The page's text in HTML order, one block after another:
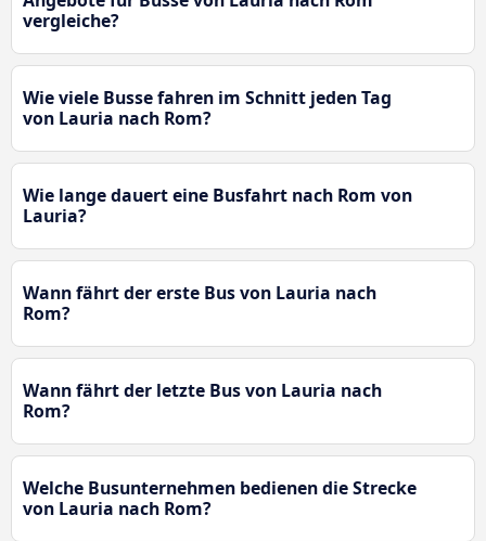
vergleiche?
Wie viele Busse fahren im Schnitt jeden Tag
von Lauria nach Rom?
Wie lange dauert eine Busfahrt nach Rom von
Lauria?
Wann fährt der erste Bus von Lauria nach
Rom?
Wann fährt der letzte Bus von Lauria nach
Rom?
Welche Busunternehmen bedienen die Strecke
von Lauria nach Rom?